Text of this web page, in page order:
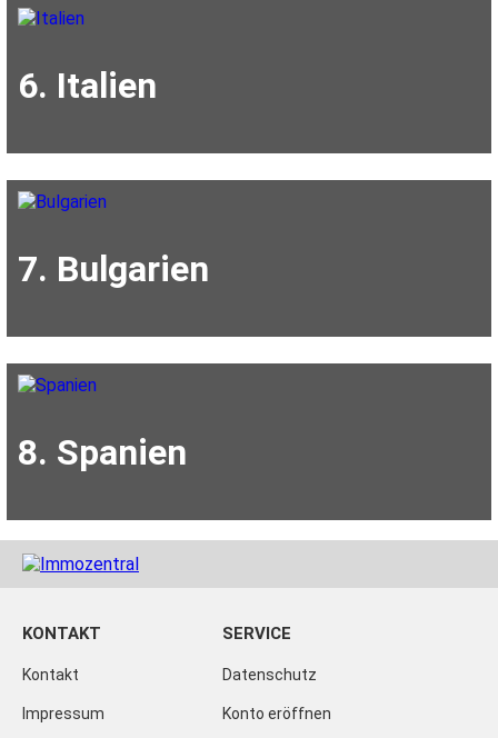
6. Italien
7. Bulgarien
8. Spanien
KONTAKT
Kontakt
Impressum
SERVICE
Datenschutz
Konto eröffnen